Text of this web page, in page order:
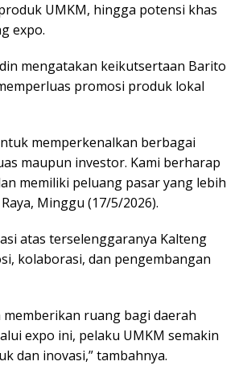
UMKM, hingga potensi khas
expo.
mengatakan keikutsertaan Barito
promosi produk lokal
memperkenalkan berbagai
maupun investor. Kami berharap
memiliki peluang pasar yang lebih
Minggu (17/5/2026).
atas terselenggaranya Kalteng
kolaborasi, dan pengembangan
ruang bagi daerah
expo ini, pelaku UMKM semakin
dan inovasi,” tambahnya.